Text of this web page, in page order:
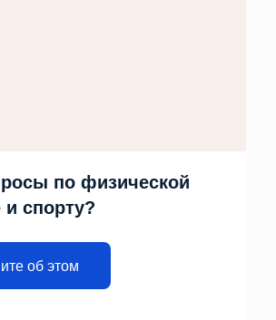
по физической
и спорту?
об этом